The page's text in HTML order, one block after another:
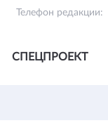
Телефон редакции:
СПЕЦПРОЕКТ